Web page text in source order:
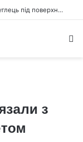
Perseverance виявив органічний вуглець під поверхнею Марса
з